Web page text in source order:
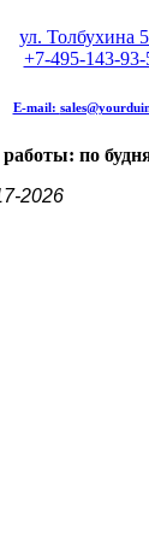
ул. Толбухина
+7-495-143-93-
E-mail:
по
2026